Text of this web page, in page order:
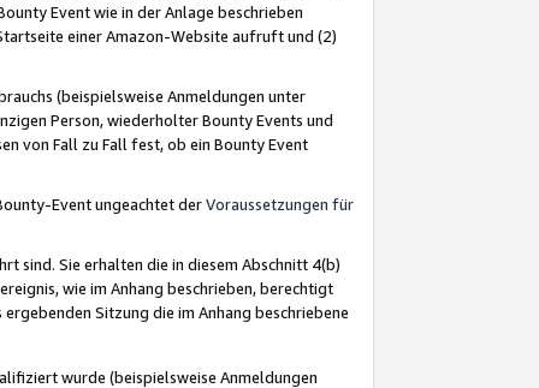
Event wie in der Anlage beschrieben
einer Amazon-Website aufruft und (2)
(beispielsweise Anmeldungen unter
Person, wiederholter Bounty Events und
von Fall zu Fall fest, ob ein Bounty Event
Event ungeachtet derVoraussetzungen für
sind. Sie erhalten die in diesem Abschnitt 4(b)
wie im Anhang beschrieben, berechtigt
Sitzung die im Anhang beschriebene
wurde (beispielsweise Anmeldungen